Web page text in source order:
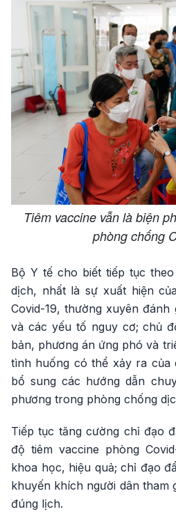
Tiêm vaccine vẫn là biện
phòng chống
Bộ Y tế cho biết tiếp tục
dịch, nhất là sự xuất hiện
Covid-19, thường xuyên
và các yếu tố nguy cơ; chủ
bản, phương án ứng phó và
tình huống có thể xảy ra của
bổ sung các hướng dẫn
phương trong phòng chống
Tiếp tục tăng cường chỉ đạo
độ tiêm vaccine phòng
khoa học, hiệu quả; chỉ đạo
khuyến khích người dân tham
đúng lịch.